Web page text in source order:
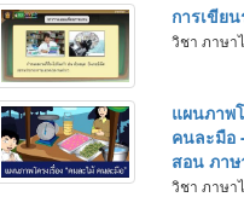
การเขีย
วิชา ภาษา
แผนภาพ
คนละมือ
สอน ภาษ
วิชา ภาษา